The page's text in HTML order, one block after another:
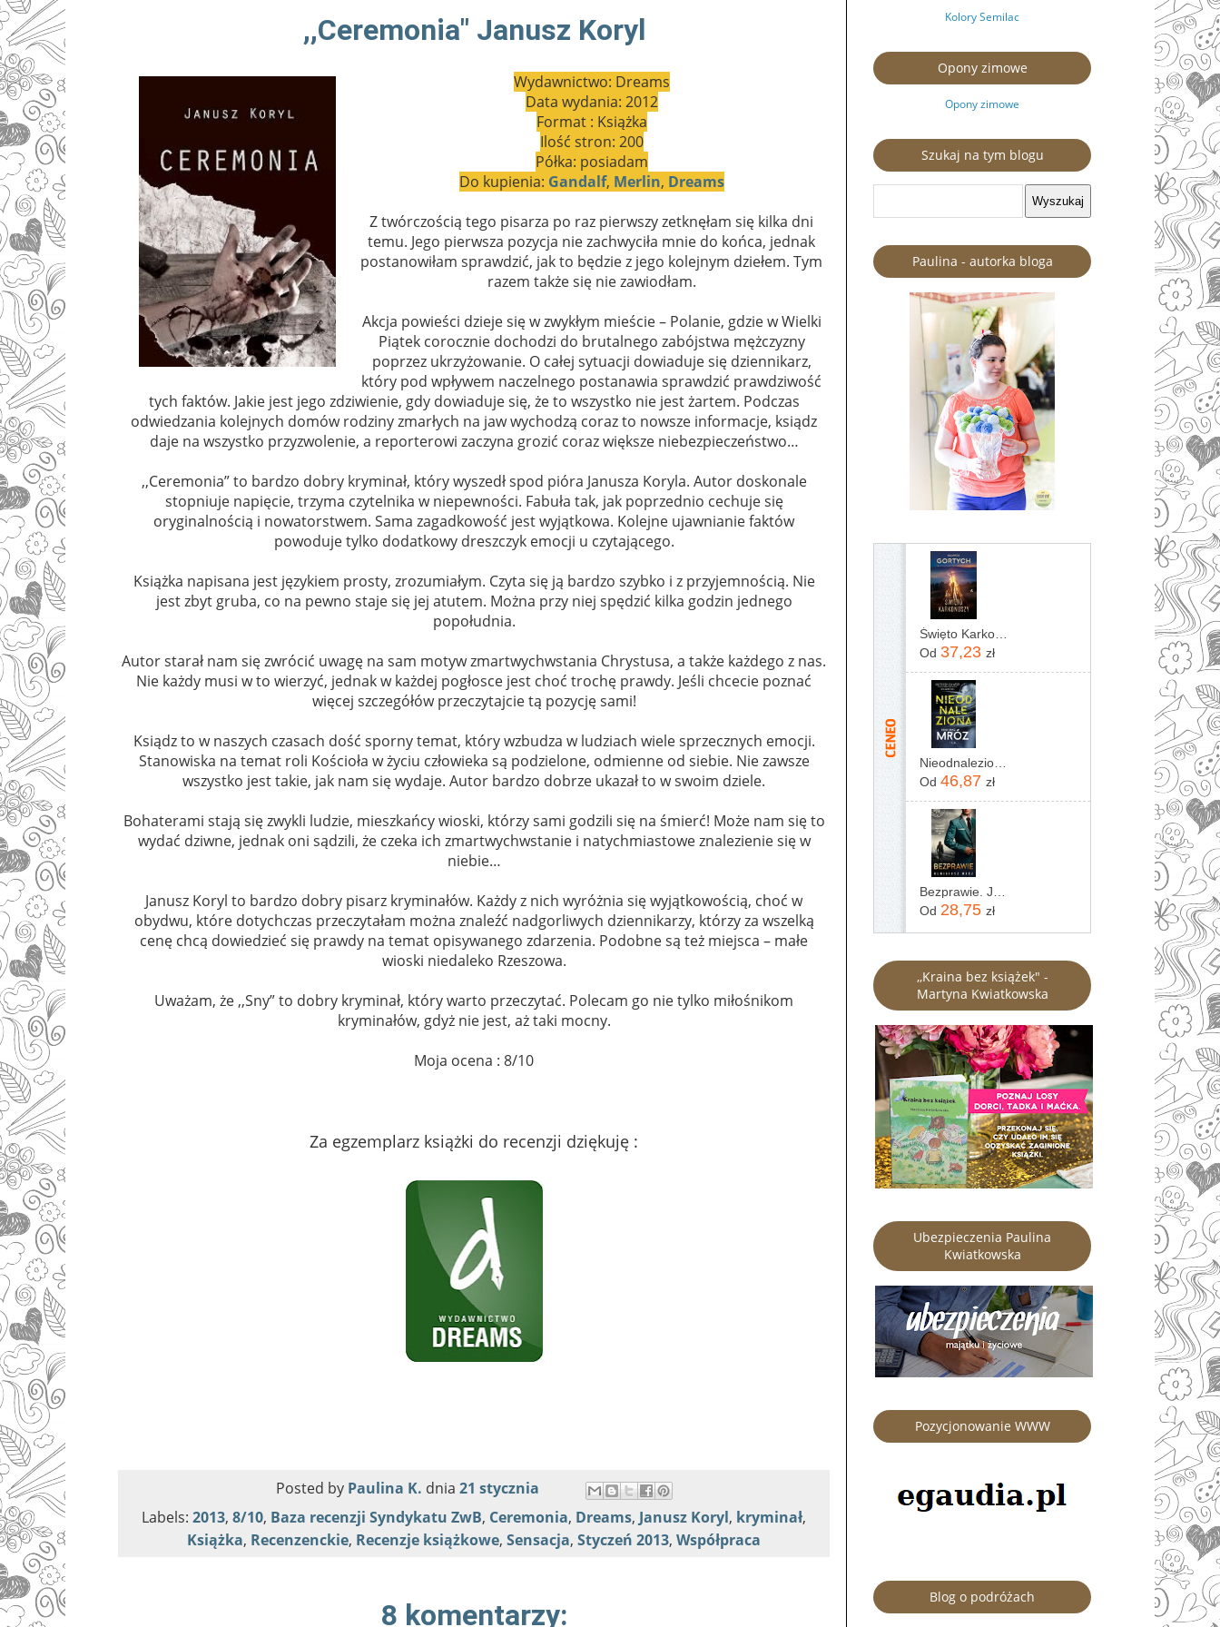
,,Ceremonia" Janusz Koryl
Wydawnictwo: Dreams
Data wydania: 2012
Format : Książka
Ilość stron: 200
Półka: posiadam
Do kupienia: Gandalf, Merlin, Dreams
Z twórczością tego pisarza po raz pierwszy zetknęłam się kilka dni
temu. Jego pierwsza pozycja nie zachwyciła mnie do końca, jednak
postanowiłam sprawdzić, jak to będzie z jego kolejnym dziełem. Tym
razem także się nie zawiodłam.
Akcja powieści dzieje się w zwykłym mieście – Polanie, gdzie w Wielki
Piątek corocznie dochodzi do brutalnego zabójstwa mężczyzny
poprzez ukrzyżowanie. O całej sytuacji dowiaduje się dziennikarz,
który pod wpływem naczelnego postanawia sprawdzić prawdziwość
tych faktów. Jakie jest jego zdziwienie, gdy dowiaduje się, że to wszystko nie jest żartem. Podczas
odwiedzania kolejnych domów rodziny zmarłych na jaw wychodzą coraz to nowsze informacje, ksiądz
daje na wszystko przyzwolenie, a reporterowi zaczyna grozić coraz większe niebezpieczeństwo…
,,Ceremonia” to bardzo dobry kryminał, który wyszedł spod pióra Janusza Koryla. Autor doskonale
stopniuje napięcie, trzyma czytelnika w niepewności. Fabuła tak, jak poprzednio cechuje się
oryginalnością i nowatorstwem. Sama zagadkowość jest wyjątkowa. Kolejne ujawnianie faktów
powoduje tylko dodatkowy dreszczyk emocji u czytającego.
Książka napisana jest językiem prosty, zrozumiałym. Czyta się ją bardzo szybko i z przyjemnością. Nie
jest zbyt gruba, co na pewno staje się jej atutem. Można przy niej spędzić kilka godzin jednego
popołudnia.
Autor starał nam się zwrócić uwagę na sam motyw zmartwychwstania Chrystusa, a także każdego z nas.
Nie każdy musi w to wierzyć, jednak w każdej pogłosce jest choć trochę prawdy. Jeśli chcecie poznać
więcej szczegółów przeczytajcie tą pozycję sami!
Ksiądz to w naszych czasach dość sporny temat, który wzbudza w ludziach wiele sprzecznych emocji.
Stanowiska na temat roli Kościoła w życiu człowieka są podzielone, odmienne od siebie. Nie zawsze
wszystko jest takie, jak nam się wydaje. Autor bardzo dobrze ukazał to w swoim dziele.
Bohaterami stają się zwykli ludzie, mieszkańcy wioski, którzy sami godzili się na śmierć! Może nam się to
wydać dziwne, jednak oni sądzili, że czeka ich zmartwychwstanie i natychmiastowe znalezienie się w
niebie…
Janusz Koryl to bardzo dobry pisarz kryminałów. Każdy z nich wyróżnia się wyjątkowością, choć w
obydwu, które dotychczas przeczytałam można znaleźć nadgorliwych dziennikarzy, którzy za wszelką
cenę chcą dowiedzieć się prawdy na temat opisywanego zdarzenia. Podobne są też miejsca – małe
wioski niedaleko Rzeszowa.
Uważam, że ,,Sny” to dobry kryminał, który warto przeczytać. Polecam go nie tylko miłośnikom
kryminałów, gdyż nie jest, aż taki mocny.
Moja ocena : 8/10
Za egzemplarz książki do recenzji dziękuję :
Posted by Paulina K. dnia 21 stycznia
Labels: 2013, 8/10, Baza recenzji Syndykatu ZwB, Ceremonia, Dreams, Janusz Koryl, kryminał,
Książka, Recenzenckie, Recenzje książkowe, Sensacja, Styczeń 2013, Współpraca
8 komentarzy:
Kolory Semilac
Opony zimowe
Opony zimowe
Szukaj na tym blogu
Paulina - autorka bloga
Od 37,23 zł
Od 46,87 zł
Od 28,75 zł
,,Kraina bez książek" -
Martyna Kwiatkowska
Ubezpieczenia Paulina
Kwiatkowska
Pozycjonowanie WWW
Blog o podróżach